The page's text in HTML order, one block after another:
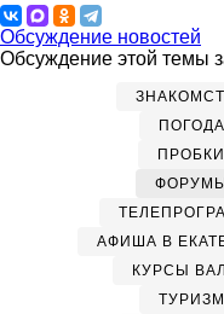
Обсуждение новостей
Обсуждение этой темы
АФИША В
КУРСЫ